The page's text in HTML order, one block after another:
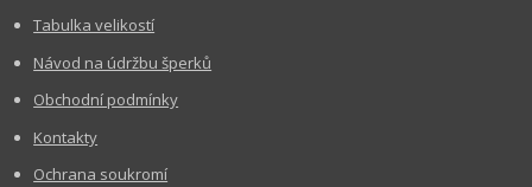
Tabulka velikostí
Návod na údržbu šperků
Obchodní podmínky
Kontakty
Ochrana soukromí